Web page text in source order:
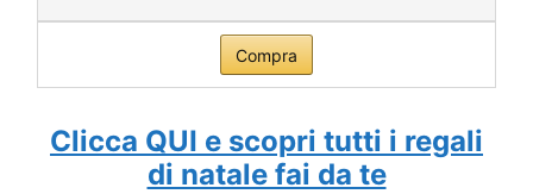
Compra
Clicca QUI e scopri tutti i regali
di natale fai da te